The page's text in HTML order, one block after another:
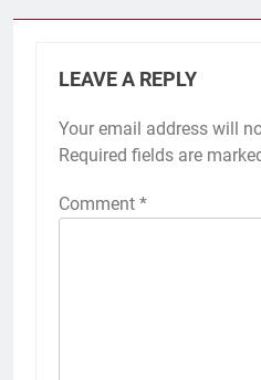
LEAVE A REPLY
Your email address will
Required fields are
Comment *